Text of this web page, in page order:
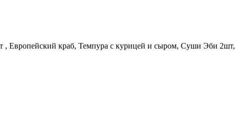
, Европейский краб, Темпура с курицей и сыром, Суши Эби 2шт,